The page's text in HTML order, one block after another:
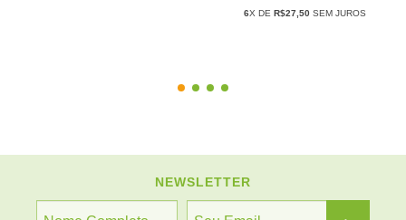
6X DE R$27,50SEM JUROS
NEWSLETTER